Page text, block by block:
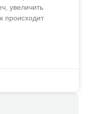
увеличить
происходит